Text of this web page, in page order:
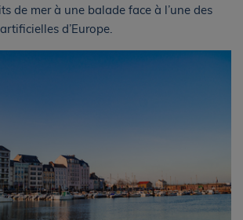
de mer à une balade face à l’une des
d’Europe.